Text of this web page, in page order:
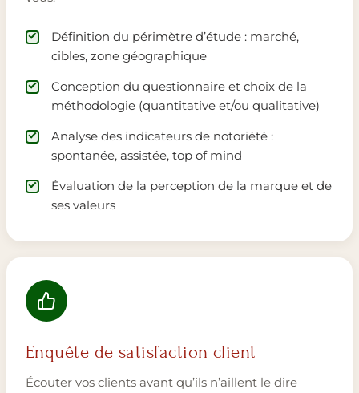
Définition du périmètre d’étude : marché,
cibles, zone géographique
Conception du questionnaire et choix de la
méthodologie (quantitative et/ou qualitative)
Analyse des indicateurs de notoriété :
spontanée, assistée, top of mind
Évaluation de la perception de la marque et de
ses valeurs
Enquête de satisfaction client
Écouter vos clients avant qu’ils n’aillent le dire